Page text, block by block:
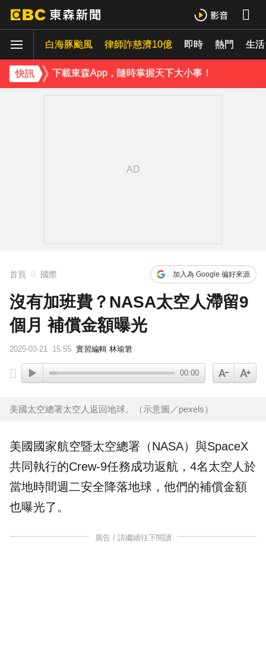
白海豚颱風 律師詐慈濟10億 即時 熱門 生活
快訊
下載東森App，隨時掌握天下大小事！
首頁 國際 加入為 Google 偏好來源
沒有加班費？NASA太空人滯留9
個月 補償金額曝光
2025-03-21 15:55 實習編輯 林瑜䇹
00:00
美國太空總署太空人返回地球。（示意圖／pexels）
美國 國家航空暨太空總署（NASA）與SpaceX
共同執行的Crew-9任務成功返航，4名太空人於
當地時間週二安全降落地球，他們的補償金額
也曝光了。
廣告 / 請繼續往下閱讀